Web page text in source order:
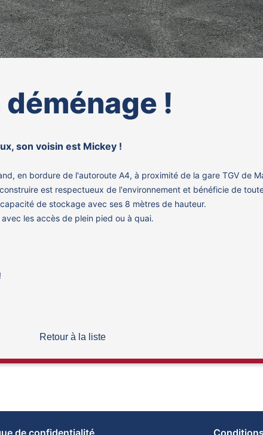
déménage !
son voisin est Mickey !
en bordure de l'autoroute A4, à proximité de la gare TGV de
est respectueux de l'environnement et bénéficie de
de stockage avec ses 8 mètres de hauteur.
les accès de plein pied ou à quai.
Retour à la liste
de confidentialité